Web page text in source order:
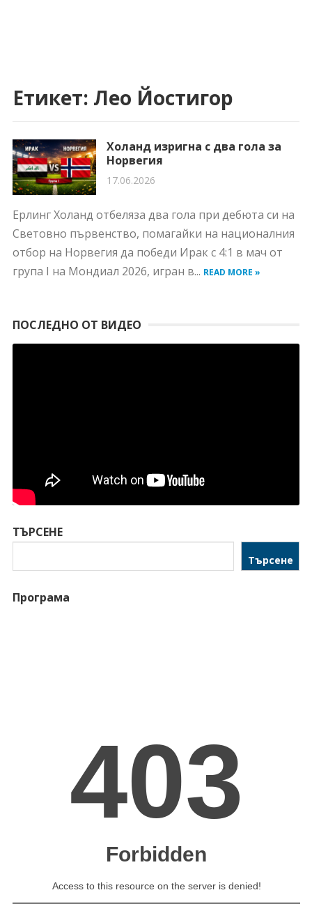
Етикет: Лео Йостигор
Холанд изригна с два гола за
Норвегия
17.06.2026
Ерлинг Холанд отбеляза два гола при дебюта си на
Световно първенство, помагайки на националния
отбор на Норвегия да победи Ирак с 4:1 в мач от
група I на Мондиал 2026, игран в... READ MORE »
ПОСЛЕДНО ОТ ВИДЕО
ТЪРСЕНЕ
Търсене
Програма